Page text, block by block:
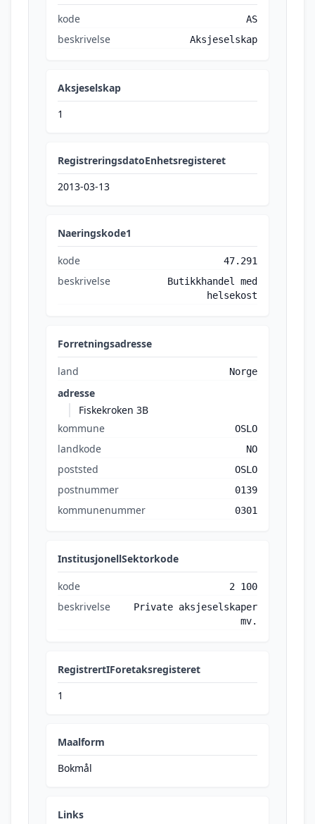
kode AS
beskrivelse Aksjeselskap
Aksjeselskap
1
RegistreringsdatoEnhetsregisteret
2013-03-13
Naeringskode1
kode 47.291
beskrivelse
Butikkhandel med
helsekost
Forretningsadresse
land Norge
adresse
Fiskekroken 3B
kommune
OSLO
landkode NO
poststed OSLO
postnummer 0139
kommunenummer 0301
InstitusjonellSektorkode
kode 2 100
beskrivelse
Private aksjeselskaper
mv.
RegistrertIForetaksregisteret
1
Maalform
Bokmål
Links